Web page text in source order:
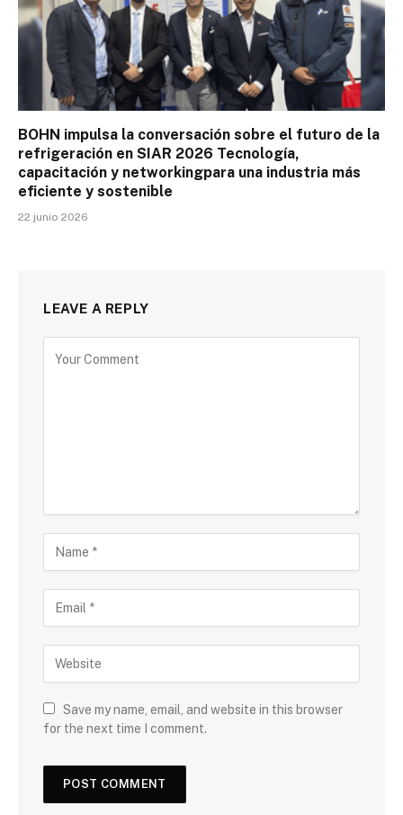
BOHN impulsa la conversación sobre el futuro de la
refrigeración en SIAR 2026 Tecnología,
capacitación y networkingpara una industria más
eficiente y sostenible
22 junio 2026
LEAVE A REPLY
Save my name, email, and website in this browser
for the next time I comment.